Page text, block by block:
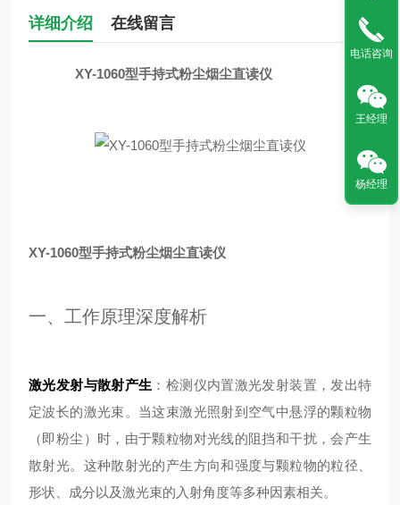
详细介绍 在线留言
XY-1060型手持式粉尘烟尘直读仪
XY-1060型手持式粉尘烟尘直读仪
一、工作原理深度解析
激光发射与散射产生 ：检测仪内置激光发射装置，发出特
定波长的激光束。当这束激光照射到空气中悬浮的颗粒物
（即粉尘）时，由于颗粒物对光线的阻挡和干扰，会产生
散射光。这种散射光的产生方向和强度与颗粒物的粒径、
形状、成分以及激光束的入射角度等多种因素相关。
电话咨询
王经理
杨经理